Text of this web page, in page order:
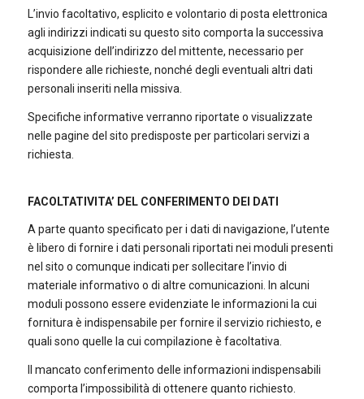
L’invio facoltativo, esplicito e volontario di posta elettronica
agli indirizzi indicati su questo sito comporta la successiva
acquisizione dell’indirizzo del mittente, necessario per
rispondere alle richieste, nonché degli eventuali altri dati
personali inseriti nella missiva.
Specifiche informative verranno riportate o visualizzate
nelle pagine del sito predisposte per particolari servizi a
richiesta.
FACOLTATIVITA’ DEL CONFERIMENTO DEI DATI
A parte quanto specificato per i dati di navigazione, l’utente
è libero di fornire i dati personali riportati nei moduli presenti
nel sito o comunque indicati per sollecitare l’invio di
materiale informativo o di altre comunicazioni. In alcuni
moduli possono essere evidenziate le informazioni la cui
fornitura è indispensabile per fornire il servizio richiesto, e
quali sono quelle la cui compilazione è facoltativa.
Il mancato conferimento delle informazioni indispensabili
comporta l’impossibilità di ottenere quanto richiesto.